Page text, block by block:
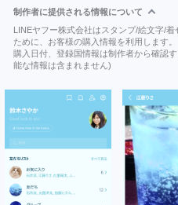
制作者に提供される情報について
LINEヤフー株式会社はスタンプ/絵文字/
ために、お客様の購入情報を利用します。
購入日付、登録国情報は制作者から確認
能な情報は含まれません)